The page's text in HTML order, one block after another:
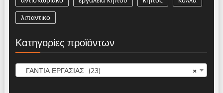
λιπαντικο
Κατηγορίες προϊόντων
×
ΓΑΝΤΙΑ ΕΡΓΑΣΙΑΣ (23)